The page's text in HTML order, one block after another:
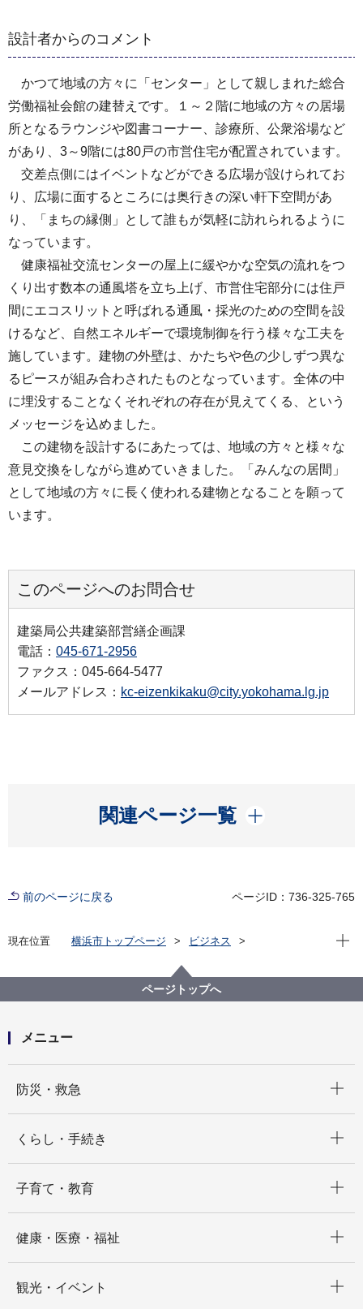
設計者からのコメント
かつて地域の方々に「センター」として親しまれた総合
労働福祉会館の建替えです。１～２階に地域の方々の居場
所となるラウンジや図書コーナー、診療所、公衆浴場など
があり、3～9階には80戸の市営住宅が配置されています。
交差点側にはイベントなどができる広場が設けられてお
り、広場に面するところには奥行きの深い軒下空間があ
り、「まちの縁側」として誰もが気軽に訪れられるように
なっています。
健康福祉交流センターの屋上に緩やかな空気の流れをつ
くり出す数本の通風塔を立ち上げ、市営住宅部分には住戸
間にエコスリットと呼ばれる通風・採光のための空間を設
けるなど、自然エネルギーで環境制御を行う様々な工夫を
施しています。建物の外壁は、かたちや色の少しずつ異な
るピースが組み合わされたものとなっています。全体の中
に埋没することなくそれぞれの存在が見えてくる、という
メッセージを込めました。
この建物を設計するにあたっては、地域の方々と様々な
意見交換をしながら進めていきました。「みんなの居間」
として地域の方々に長く使われる建物となることを願って
います。
このページへのお問合せ
建築局公共建築部営繕企画課
電話： 045-671-2956
ファクス：045-664-5477
メールアドレス： kc-eizenkikaku@city.yokohama.lg.jp
関連ページ一覧
開く
前のページに戻る ページID：736-325-765
現在位置 横浜市トップページ
ビジネス
公共建築写真集
公共建築写真集
令和元年度 完成写真
寿町スカイハイツ、横浜市寿町健康福祉交流センター
現在
ページトップへ
メニュー
防災・救急
くらし・手続き
子育て・教育
健康・医療・福祉
観光・イベント